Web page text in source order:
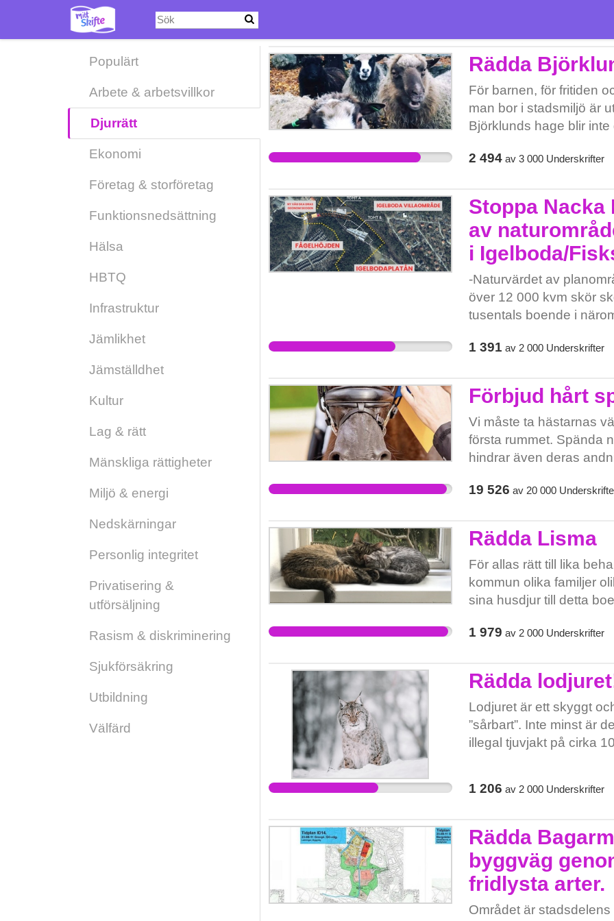
huvudinnehåll
Populärt
Arbete & arbetsvillkor
Djurrätt
Ekonomi
Företag & storföretag
Funktionsnedsättning
Hälsa
HBTQ
Infrastruktur
Jämlikhet
Jämställdhet
Kultur
Lag & rätt
Mänskliga rättigheter
Miljö & energi
Nedskärningar
Personlig integritet
Privatisering &
utförsäljning
Rasism & diskriminering
Sjukförsäkring
Utbildning
Välfärd
Rädda
För barnen, för fritiden
man bor i stadsmiljö är
Björklunds hage blir inte
2 494av 3 000Underskrifter
Stoppa
av
i Igelboda/
-Naturvärdet av
över 12 000 kvm skör
tusentals boende i
riskerna i ett redan
Fågelhöjden - Över
plats till industri och
000 kubikmeter berg
Lugna Promenaden,
Fågelhöjden. - Ny väg
också för djur. -Av
spridningskorridoren
vid Gröna dalen och
denna förbindelse. -
negativt. - Den
kopplingen till
och beaktar således
https://
1 391 av 2 000Underskrifter
Förbjud hårt
Vi måste ta hästarnas
första rummet. Spända
hindrar även deras
amatörer eller den
19 526 av 20 000
Rädda Lisma
För allas rätt till lika
kommun olika familjer
sina husdjur till detta
1 979 av 2 000Underskrifter
Rädda
Lodjuret är ett skyggt
”sårbart”. Inte minst är
illegal tjuvjakt på cirka
ännu inte offentliggjorts)!
så lågt antal lodjur att
1 250 lodjur i Sverige
minska för varje år
varje år (vilket inte är så
lodjurets parningstid, i
1 206 av 2 000Underskrifter
Rädda
byggväg
fridlysta arter.
Området är